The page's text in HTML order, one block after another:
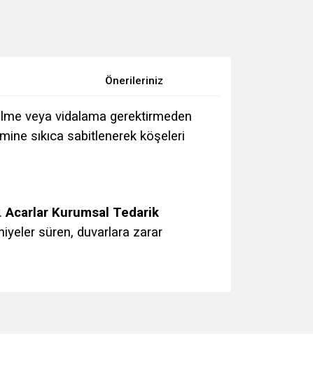
Önerileriniz
veya vidalama gerektirmeden
sıkıca sabitlenerek köşeleri
Acarlar Kurumsal Tedarik
süren, duvarlara zarar